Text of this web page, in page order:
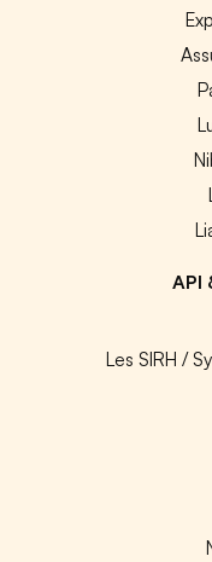
API
Les SIRH /